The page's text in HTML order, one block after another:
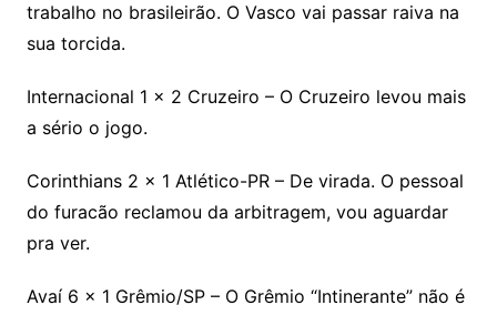
trabalho no brasileirão. O Vasco vai passar raiva na
sua torcida.
Internacional 1 x 2 Cruzeiro – O Cruzeiro levou mais
a sério o jogo.
Corinthians 2 x 1 Atlético-PR – De virada. O pessoal
do furacão reclamou da arbitragem, vou aguardar
pra ver.
Avaí 6 x 1 Grêmio/SP – O Grêmio “Intinerante” não é